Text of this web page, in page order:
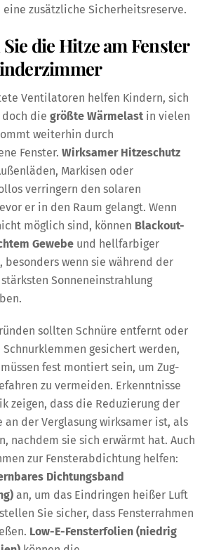
zusätzliche Sicherheitsreserve.
die Hitze am Fenster
Ventilatoren helfen Kindern, sich
doch diegrößte Wärmelast in vielen
weiterhin durch
Fenster.Wirksamer Hitzeschutz
Markisen oder
verringern den solaren
er in den Raum gelangt. Wenn
möglich sind, können Blackout-
Gewebe und hellfarbiger
besonders wenn sie während der
Sonneneinstrahlung
sollten Schnüre entfernt oder
gesichert werden,
fest montiert sein, um Zug-
zu vermeiden. Erkenntnisse
zeigen, dass die Reduzierung der
an der Verglasung wirksamer ist, als
nachdem sie sich erwärmt hat. Auch
zur Fensterabdichtung helfen:
Dichtungsband
an, um das Eindringen heißer Luft
Sie sicher, dass Fensterrahmen
Low-E-Fensterfolien (niedrig